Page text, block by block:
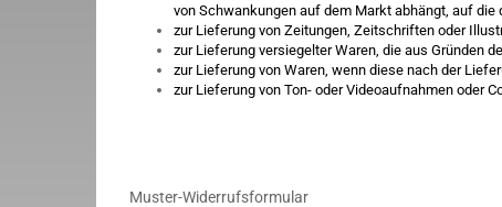
von Schwankungen auf dem Markt abhängt, auf die
zur Lieferung von Zeitungen, Zeitschriften oder
zur Lieferung versiegelter Waren, die aus Gründen
zur Lieferung von Waren, wenn diese nach der
zur Lieferung von Ton- oder Videoaufnahmen oder
Muster-Widerrufsformular